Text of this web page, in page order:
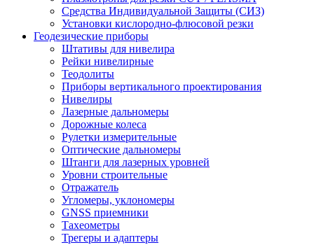
Средства Индивидуальной Защиты (СИЗ)
Установки кислородно-флюсовой резки
Геодезические приборы
Штативы для нивелира
Рейки нивелирные
Теодолиты
Приборы вертикального проектирования
Нивелиры
Лазерные дальномеры
Дорожные колеса
Рулетки измерительные
Оптические дальномеры
Штанги для лазерных уровней
Уровни строительные
Отражатель
Угломеры, уклономеры
GNSS приемники
Тахеометры
Трегеры и адаптеры